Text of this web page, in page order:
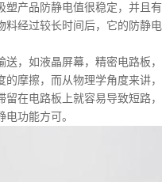
产品防静电值很稳定，并且
经过较长时间后，它的防静
，如液晶屏幕，精密电路板
摩擦，而从物理学角度来讲
在电路板上就容易导致短路
功能方可。